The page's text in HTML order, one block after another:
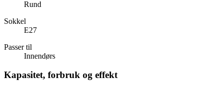
Rund
Sokkel
E27
Passer til
Innendørs
Kapasitet, forbruk og effekt